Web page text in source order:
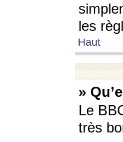
les
Haut
»
Le
très